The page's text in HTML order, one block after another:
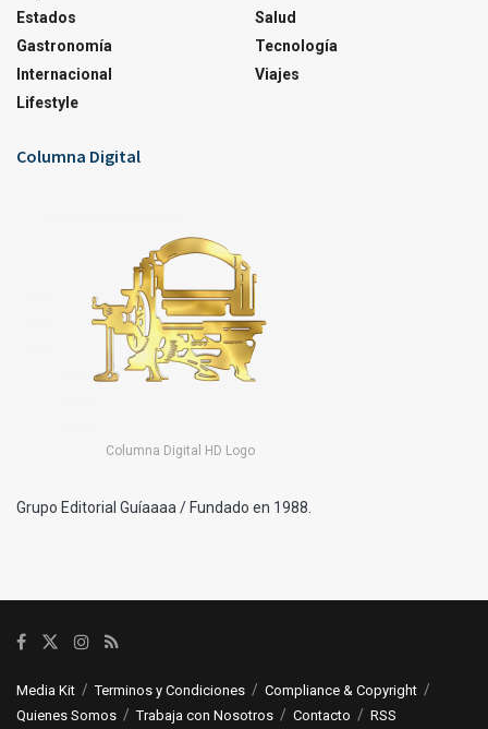
Estados
Gastronomía
Internacional
Lifestyle
Salud
Tecnología
Viajes
Columna Digital
Columna Digital HD Logo
Grupo Editorial Guíaaaa / Fundado en 1988.
Media Kit Terminos y Condiciones
Compliance & Copyright
Quienes Somos
Trabaja con Nosotros Contacto RSS